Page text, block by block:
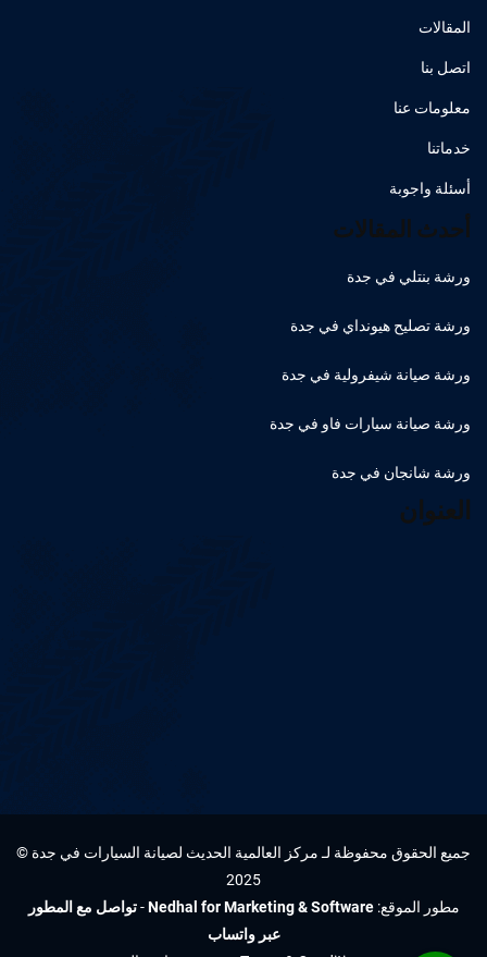
المقالات
اتصل بنا
معلومات عنا
خدماتنا
أسئلة واجوبة
أحدث المقالات
ورشة بنتلي في جدة
ورشة تصليح هيونداي في جدة
ورشة صيانة شيفرولية في جدة
ورشة صيانة سيارات فاو في جدة
ورشة شانجان في جدة
العنوان
جميع الحقوق محفوظة لـ مركز العالمية الحديث لصيانة السيارات في جدة ©
2025
مطور الموقع:Nedhal for Marketing & Software
-تواصل مع المطور
عبر واتساب